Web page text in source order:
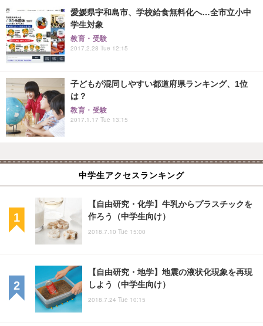
愛媛県宇和島市、学校給食無料化へ…全市立小中
学生対象
教育・受験
2017.2.28 Tue 12:15
子どもが混同しやすい都道府県ランキング、1位
は？
教育・受験
2017.1.17 Tue 13:15
中学生アクセスランキング
【自由研究・化学】牛乳からプラスチックを
作ろう（中学生向け）
2018.7.10 Tue 15:00
【自由研究・地学】地震の液状化現象を再現
しよう（中学生向け）
2018.7.24 Tue 10:15